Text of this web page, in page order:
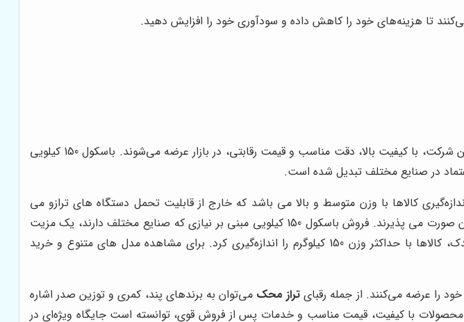
تا هزینه‌های خود را کاهش داده و سودآوری خود را افزایش دهید.
، یکی از برندهای معتبر و شناخته شده در زمینه تولید ترازو و باسکول است. محصولات این شرکت، با کیفیت بالا، دقت مناسب و قیمت رقابتی، در بازار عرضه می‌شوند. باسکول 150 کیلویی
در صنایع مختلف تبدیل شده است.
کالاها با وزن متوسط و بالا می باشد که خارج از قابلیت تحمل دستگاه های ترازو می
باشد. طراحی، تولید و فروش باسکول از وزن 100 کیلو به بالا و حتی در مقدار تُن توسط تولیدکنندگان صورت می پذیرند. فروش باسکول 150 کیلویی مبنی بر نیازی که صنایع مختلف دارند، یک مزیت
محسوب می گردد. به عبارتی، توسط دستگاه های باسکول 150 کیلویی می توان در مدت زمان اندک، کالاها با حداکثر وزن 150 کیلوگرم را اندازه‌گیری کرد. برای مشاهده مدل های متنوع و خرید
را عرضه می‌کنند. از جمله رقبای تراز محک می‌توان به برندهای پند، کمری و توزین صدر اشاره
محصولات با کیفیت، قیمت مناسب و خدمات پس از فروش قوی، توانسته است جایگاه ویژه‌ای در